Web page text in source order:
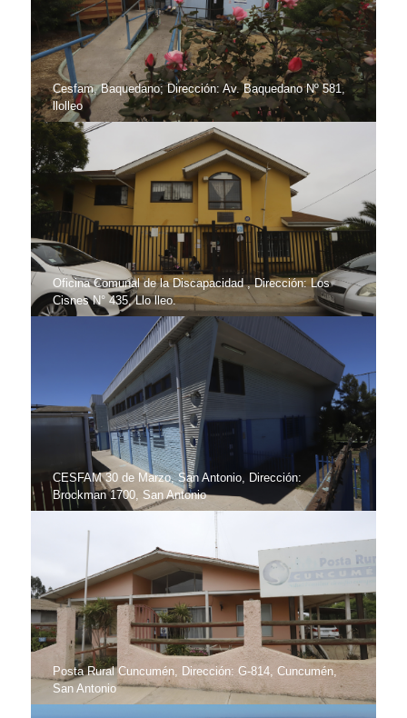
Cesfam, Baquedano; Dirección: Av. Baquedano Nº 581,
llolleo
Oficina Comunal de la Discapacidad , Dirección: Los
Cisnes N° 435, Llo lleo.
CESFAM 30 de Marzo, San Antonio, Dirección:
Brockman 1700, San Antonio
Posta Rural Cuncumén, Dirección: G-814, Cuncumén,
San Antonio